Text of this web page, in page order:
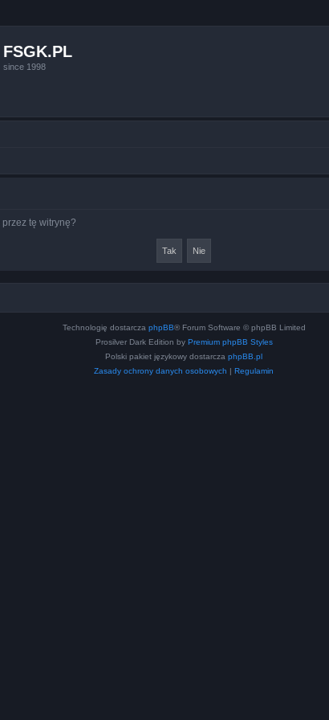
FSGK.PL
since 1998
tę witrynę?
Technologię dostarcza phpBB® Forum Software © phpBB Limited
Prosilver Dark Edition by Premium phpBB Styles
Polski pakiet językowy dostarcza phpBB.pl
Zasady ochrony danych osobowych | Regulamin